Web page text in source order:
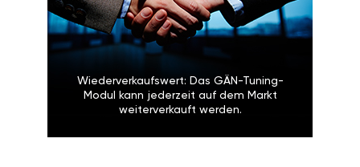
Wiederverkaufswert: Das GÄN-Tuning-
Modul kann jederzeit auf dem Markt
weiterverkauft werden.